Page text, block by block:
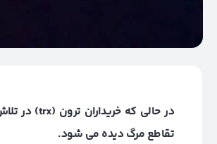
در حالی که خریداران ترون (trx) در تلاش هستند تا سطح حمایت بالای 0.0575 دلار را حفظ کنند، در تحلیل
تقاطع مرگ دیده می شود.